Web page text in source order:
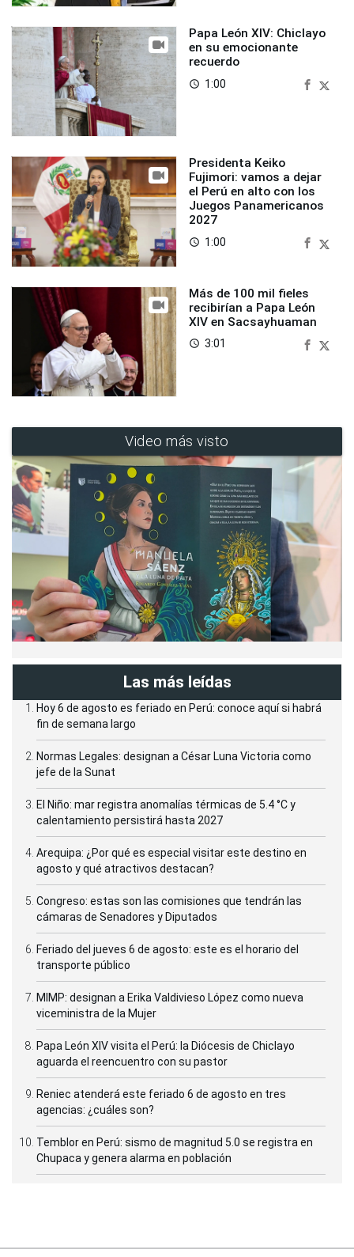
Papa León XIV: Chiclayo
en su emocionante
recuerdo
access_time 1:00
Presidenta Keiko
Fujimori: vamos a dejar
el Perú en alto con los
Juegos Panamericanos
2027
access_time 1:00
Más de 100 mil fieles
recibirían a Papa León
XIV en Sacsayhuaman
access_time 3:01
Video más visto
Las más leídas
Hoy 6 de agosto es feriado en Perú: conoce aquí si habrá
fin de semana largo
Normas Legales: designan a César Luna Victoria como
jefe de la Sunat
El Niño: mar registra anomalías térmicas de 5.4 °C y
calentamiento persistirá hasta 2027
Arequipa: ¿Por qué es especial visitar este destino en
agosto y qué atractivos destacan?
Congreso: estas son las comisiones que tendrán las
cámaras de Senadores y Diputados
Feriado del jueves 6 de agosto: este es el horario del
transporte público
MIMP: designan a Erika Valdivieso López como nueva
viceministra de la Mujer
Papa León XIV visita el Perú: la Diócesis de Chiclayo
aguarda el reencuentro con su pastor
Reniec atenderá este feriado 6 de agosto en tres
agencias: ¿cuáles son?
Temblor en Perú: sismo de magnitud 5.0 se registra en
Chupaca y genera alarma en población